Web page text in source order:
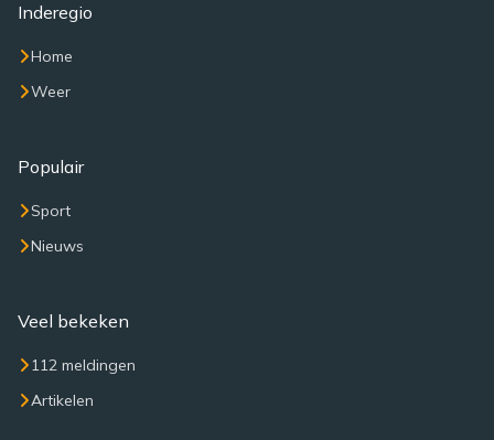
Inderegio
Home
Weer
Populair
Sport
Nieuws
Veel bekeken
112 meldingen
Artikelen